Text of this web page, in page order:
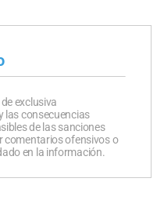
exclusiva
las consecuencias
de las sanciones
comentarios ofensivos o
en la información.